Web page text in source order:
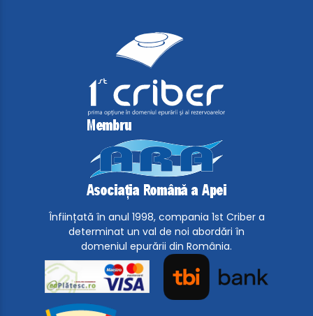
Înființată în anul 1998, compania 1st Criber a
determinat un val de noi abordări în
domeniul epurării din România.